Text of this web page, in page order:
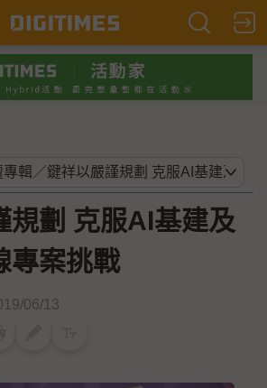
規劃 克服AI基建及
專案挑戰
06/13